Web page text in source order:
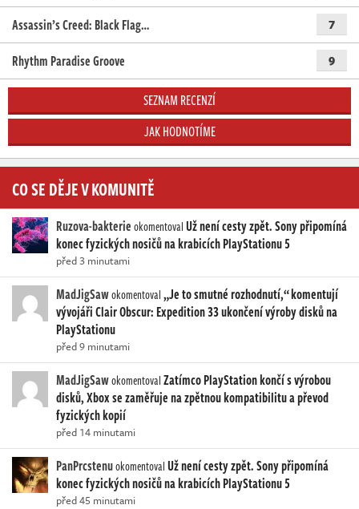
Assassin’s Creed: Black Flag… 7
Rhythm Paradise Groove 9
SEZNAM RECENZÍ
JAK HODNOTÍME
CO SE DĚJE V KOMUNITĚ
Ruzova-bakterieokomentovalUž není cesty zpět. Sony připomíná
konec fyzických nosičů na krabicích PlayStationu 5
před 3 minutami
MadJigSawokomentoval„Je to smutné rozhodnutí,“ komentují
vývojáři Clair Obscur: Expedition 33 ukončení výroby disků na
PlayStationu
před 9 minutami
MadJigSawokomentovalZatímco PlayStation končí s výrobou
disků, Xbox se zaměřuje na zpětnou kompatibilitu a převod
fyzických kopií
před 14 minutami
PanPrcstenuokomentovalUž není cesty zpět. Sony připomíná
konec fyzických nosičů na krabicích PlayStationu 5
před 45 minutami